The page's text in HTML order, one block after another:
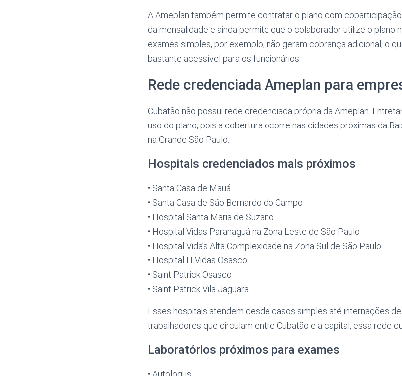
A Ameplan também permite contratar o plano com
da mensalidade e ainda permite que o colaborador utilize o plano
exames simples, por exemplo, não geram cobrança adicional, o
bastante acessível para os funcionários.
Rede credenciada Ameplan para
Cubatão não possui rede credenciada própria da Ameplan.
uso do plano, pois a cobertura ocorre nas cidades próximas da
na Grande São Paulo.
Hospitais credenciados mais próximos
• Santa Casa de Mauá
• Santa Casa de São Bernardo do Campo
• Hospital Santa Maria de Suzano
• Hospital Vidas Paranaguá na Zona Leste de São Paulo
• Hospital Vida’s Alta Complexidade na Zona Sul de São Paulo
• Hospital H Vidas Osasco
• Saint Patrick Osasco
• Saint Patrick Vila Jaguara
Esses hospitais atendem desde casos simples até internações
trabalhadores que circulam entre Cubatão e a capital, essa rede
Laboratórios próximos para exames
• Autologus